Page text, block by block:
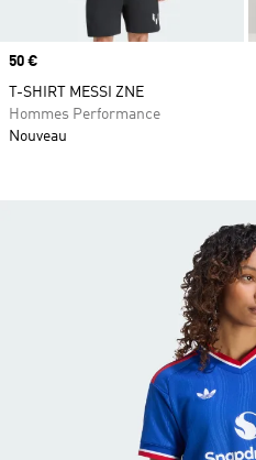
Prix
50 €
T-SHIRT MESSI ZNE
Hommes Performance
Nouveau